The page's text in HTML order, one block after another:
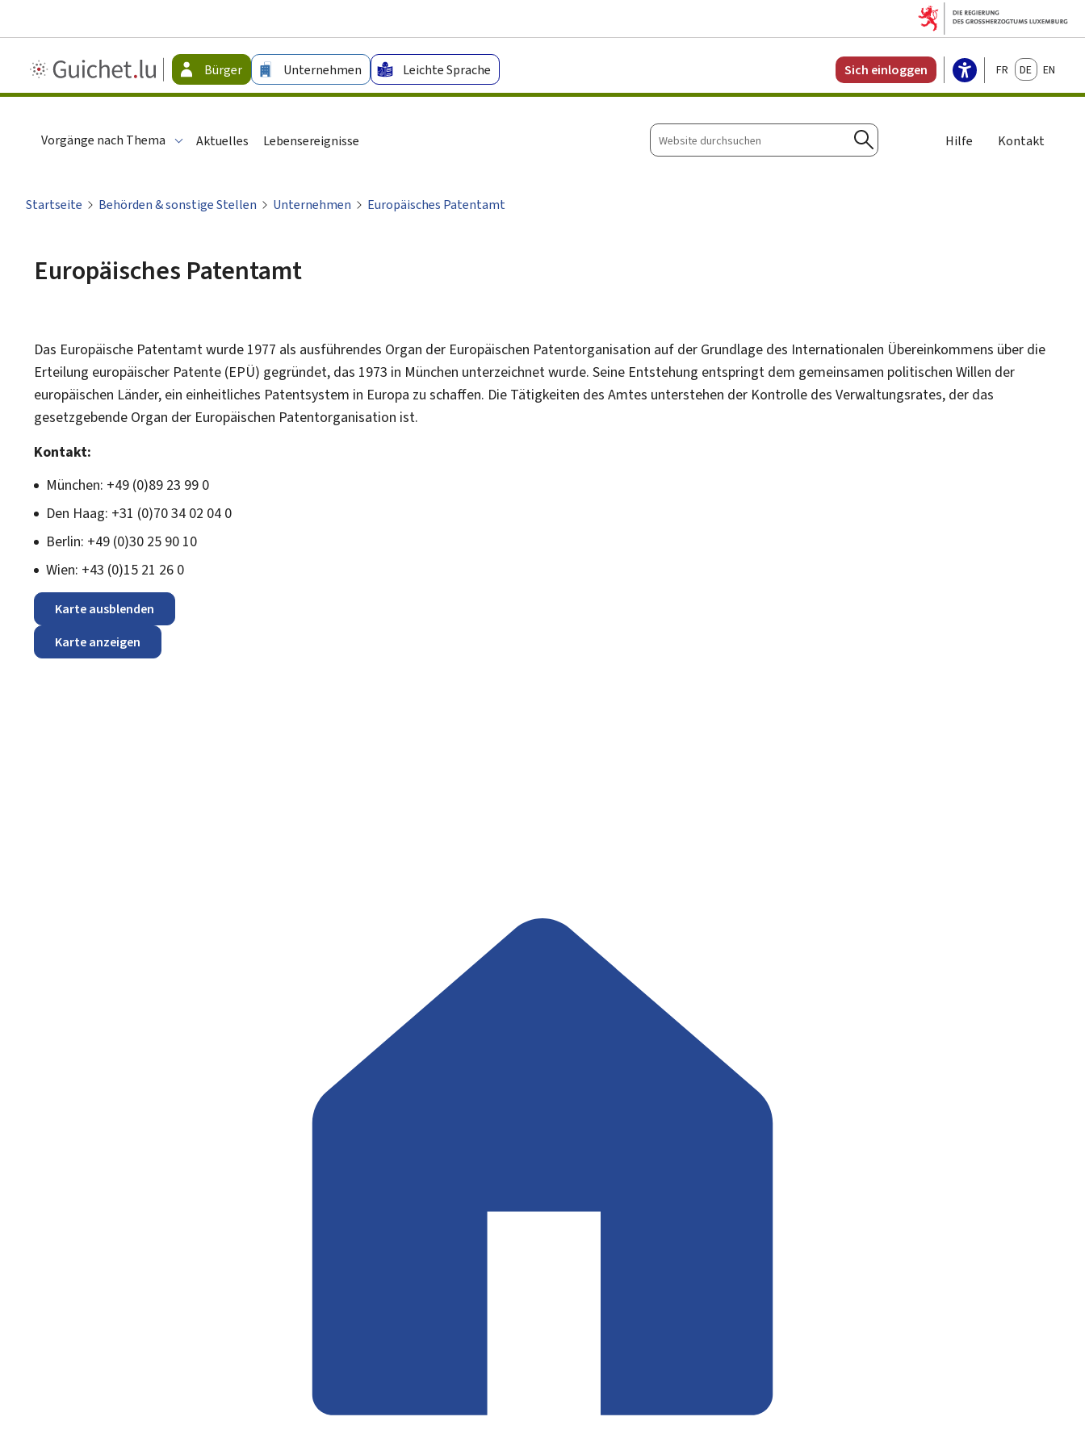
Guichet.lu
-
Bürger Unternehmen Leichte Sprache Sich einloggen FrançaisDeutschEnglish
Vorgänge nach Thema Aktuelles Lebensereignisse
Website
durchsuchen
Suchen
Hilfe Kontakt
Startseite Behörden & sonstige Stellen Unternehmen Europäisches Patentamt
Europäisches Patentamt
Das Europäische Patentamt wurde 1977 als ausführendes Organ der Europäischen Patentorganisation auf der Grundlage des Internationalen Übereinkommens über die
Erteilung europäischer Patente (EPÜ) gegründet, das 1973 in München unterzeichnet wurde. Seine Entstehung entspringt dem gemeinsamen politischen Willen der
europäischen Länder, ein einheitliches Patentsystem in Europa zu schaffen. Die Tätigkeiten des Amtes unterstehen der Kontrolle des Verwaltungsrates, der das
gesetzgebende Organ der Europäischen Patentorganisation ist.
Kontakt:
München: +49 (0)89 23 99 0
Den Haag: +31 (0)70 34 02 04 0
Berlin: +49 (0)30 25 90 10
Wien: +43 (0)15 21 26 0
Karte ausblenden
Karte anzeigen